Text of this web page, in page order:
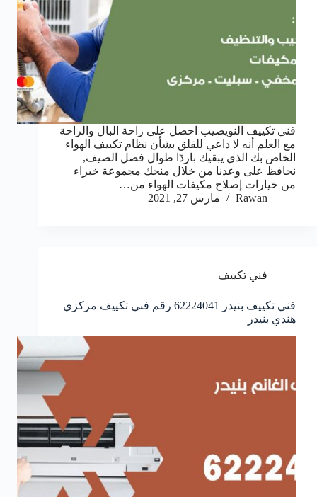
فني تكييف النويصيب احصل على راحة البال والراحة
مع العلم أنه لا داعي للقلق بشأن نظام تكييف الهواء
الخاص بك الذي يبقيك باردًا طوال فصل الصيف,
نحافظ على وعدنا من خلال منحك مجموعة خبراء
من خيارات إصلاح مكيفات الهواء من…
Rawan
مارس 27, 2021
فني تكييف
فني تكييف بنيدر 62224041 رقم فني تكييف مركزي
هندي بنيدر